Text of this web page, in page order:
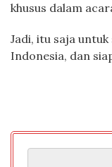
khusus dalam
Jadi, itu saja
Indonesia, dan